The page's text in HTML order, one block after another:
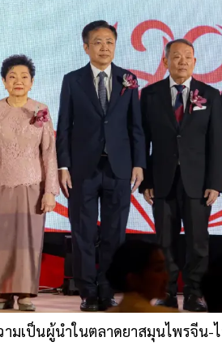
มเป็นผู้นำในตลาดยาสมุนไพรจีน-